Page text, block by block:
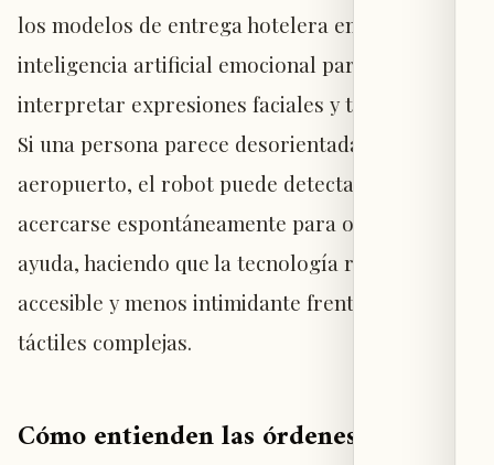
los modelos de entrega hotelera emplean
inteligencia artificial emocional para
interpretar expresiones faciales y tonos de voz.
Si una persona parece desorientada en un
aeropuerto, el robot puede detectarlo y
acercarse espontáneamente para ofrecer
ayuda, haciendo que la tecnología resulte más
accesible y menos intimidante frente a pantallas
táctiles complejas.
Cómo entienden las órdenes en